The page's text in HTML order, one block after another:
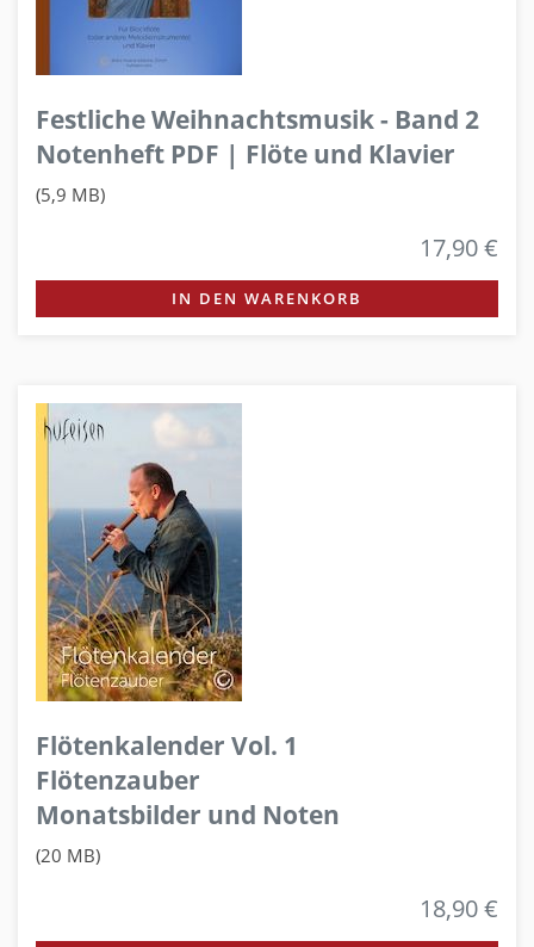
Festliche Weihnachtsmusik - Band 2
Notenheft PDF | Flöte und Klavier
(5,9 MB)
17,90 €
IN DEN WARENKORB
Flötenkalender Vol. 1
Flötenzauber
Monatsbilder und Noten
(20 MB)
18,90 €